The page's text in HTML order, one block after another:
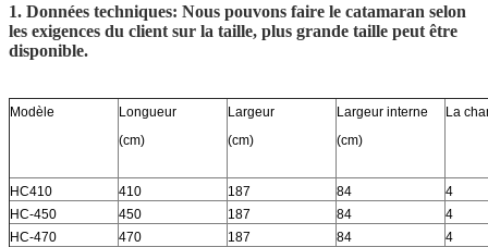
1. Données techniques: Nous pouvons faire le catamaran selon
les exigences du client sur la taille, plus grande taille peut être
disponible.
Modèle
Longueur
(cm)
Largeur
(cm)
Largeur interne
(cm)
La
HC410 410 187 84
4
HC-450
450 187 84
4
HC-470
470 187 84
4